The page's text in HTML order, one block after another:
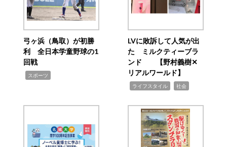
弓ヶ浜（鳥取）が初勝
利 全日本学童野球の1
回戦
スポーツ
LVに敗訴して人気が出
た ミルクティーブラ
ンド 【野村義樹✕
リアルワールド】
ライフスタイル 社会